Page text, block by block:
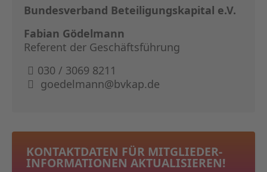
Bundesverband Beteiligungskapital e.V.
Fabian Gödelmann
Referent der Geschäftsführung
030 / 3069 8211
goedelmann@bvkap.de
KONTAKTDATEN FÜR MITGLIEDER­
INFORMATIONEN AKTUALISIEREN!